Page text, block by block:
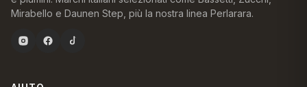
Mirabello e Daunen Step, più la nostra linea Perlarara.